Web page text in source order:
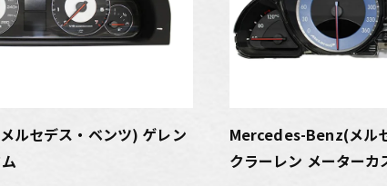
ルセデス・ベンツ) ゲレン
Mercedes-Benz(メル
クラーレン メーターカ